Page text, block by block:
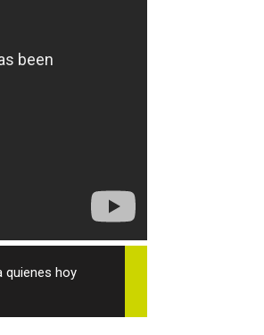
quienes hoy